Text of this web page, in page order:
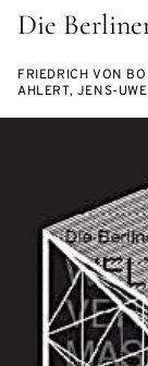
Die
FRIEDRICH VON
AHLERT, JENS-